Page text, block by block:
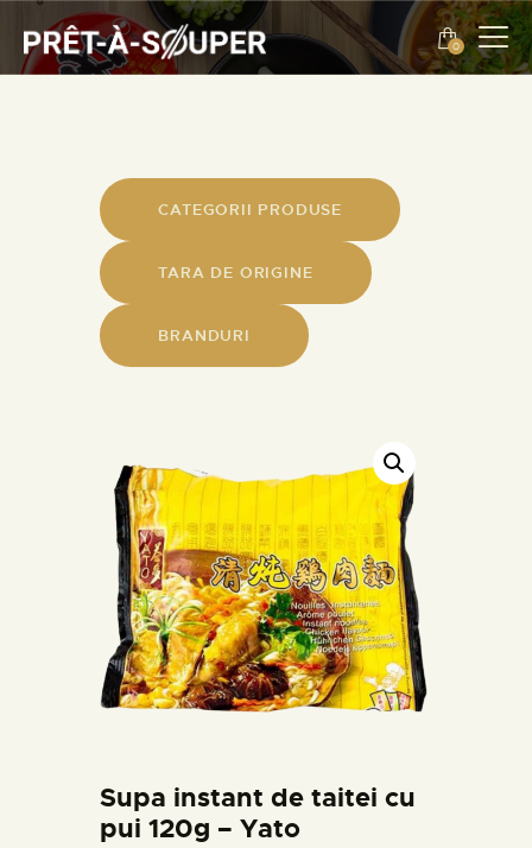
0
ENGLISH
DESPRE NOI
CONTACT
ENGLISH
PROMOTII
CATEGORII PRODUSE
TARA DE ORIGINE
BRANDURI
Supa instant de taitei cu
pui 120g – Yato